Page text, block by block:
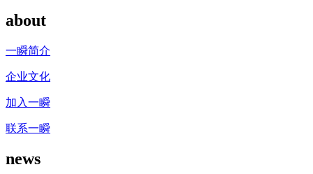
about
一瞬简介
企业文化
加入一瞬
联系一瞬
news